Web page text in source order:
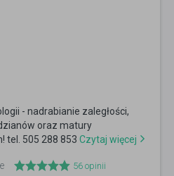
- nadrabianie zaległości,
oraz matury
tel. 505 288 853 Czytaj więcej
56 opinii